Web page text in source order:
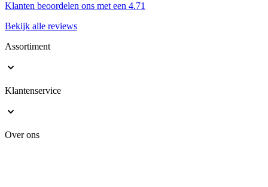
Klanten beoordelen ons met een 4.71
Bekijk alle reviews
Assortiment
Klantenservice
Over ons